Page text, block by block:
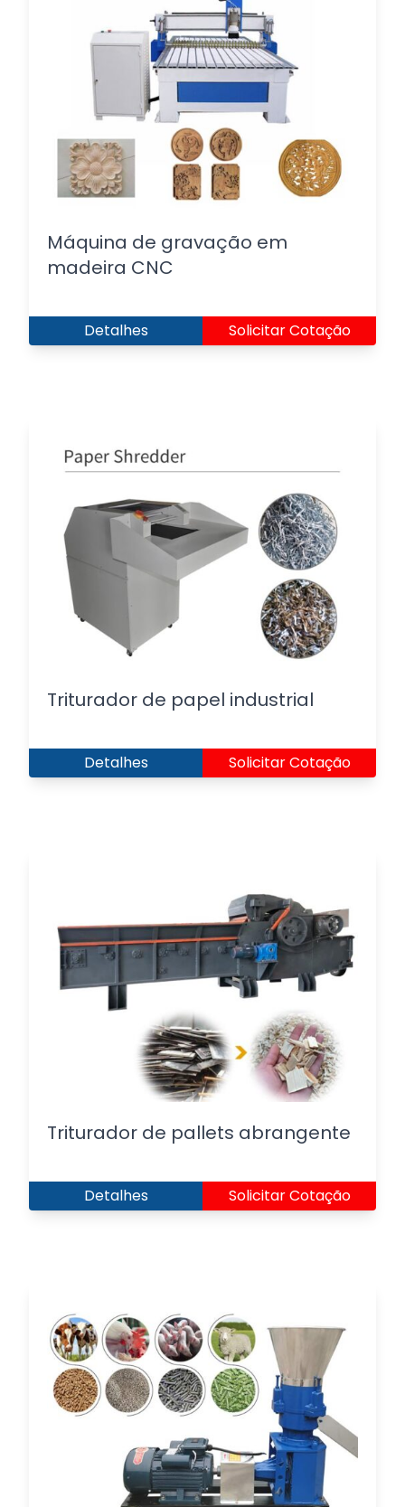
Máquina de gravação em
madeira CNC
Detalhes Solicitar Cotação
Triturador de papel industrial
Detalhes Solicitar Cotação
Triturador de pallets abrangente
Detalhes Solicitar Cotação